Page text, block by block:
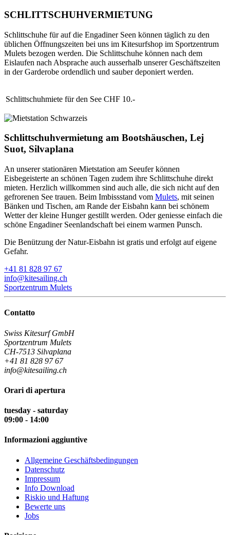
SCHLITTSCHUHVERMIETUNG
Schlittschuhe für auf die Engadiner Seen können täglich zu den
üblichen Öffnungszeiten bei uns im Kitesurfshop im Sportzentrum
Mulets bezogen werden. Die Schlittschuhe können nach dem
Eislaufen nach Absprache auch ausserhalb unserer Geschäftszeiten
in der Garderobe ordendlich und sauber deponiert werden.
Schlittschuhmiete für den See CHF 10.-
Schlittschuhvermietung am Bootshäuschen, Lej
Suot, Silvaplana
An unserer stationären Mietstation am Seeufer können
Eisbegeisterte an schönen Tagen zudem ihre Schlittschuhe direkt
mieten. Herzlich willkommen sind auch alle, die sich nicht auf den
gefrorenen See trauen. Beim Imbissstand vom Mulets, mit seinen
Bänken und Tischen, am Rande der Eisbahn kann bei schönem
Wetter der kleine Hunger gestillt werden. Oder geniesse einfach die
schöne Engadiner Seenlandschaft bei einem warmen Punsch.
Die Benützung der Natur-Eisbahn ist gratis und erfolgt auf eigene
Gefahr.
+41 81 828 97 67
info@kitesailing.ch
Sportzentrum Mulets
Contatto
Swiss Kitesurf GmbH
Sportzentrum Mulets
CH-7513 Silvaplana
+41 81 828 97 67
info@kitesailing.ch
Orari di apertura
tuesday - saturday
09:00 - 14:00
Informazioni aggiuntive
Allgemeine Geschäftsbedingungen
Datenschutz
Impressum
Info Download
Riskio und Haftung
Bewerte uns
Jobs